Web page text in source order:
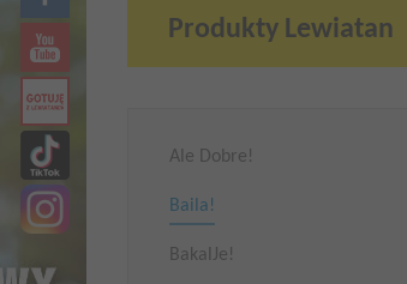
Produkty Lewiatan
Ale Dobre!
Baila!
BakalJe!